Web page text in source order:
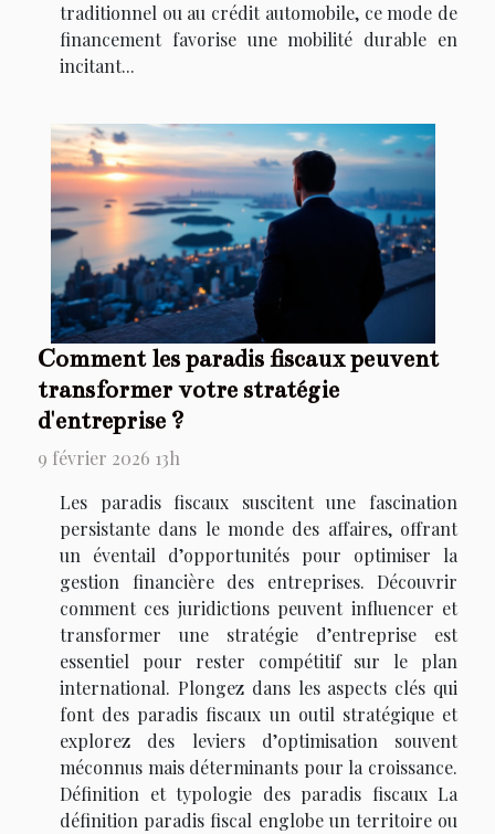
traditionnel ou au crédit automobile, ce mode de
financement favorise une mobilité durable en
incitant...
Comment les paradis fiscaux peuvent
transformer votre stratégie
d'entreprise ?
9 février 2026 13h
Les paradis fiscaux suscitent une fascination
persistante dans le monde des affaires, offrant
un éventail d’opportunités pour optimiser la
gestion financière des entreprises. Découvrir
comment ces juridictions peuvent influencer et
transformer une stratégie d’entreprise est
essentiel pour rester compétitif sur le plan
international. Plongez dans les aspects clés qui
font des paradis fiscaux un outil stratégique et
explorez des leviers d’optimisation souvent
méconnus mais déterminants pour la croissance.
Définition et typologie des paradis fiscaux La
définition paradis fiscal englobe un territoire ou